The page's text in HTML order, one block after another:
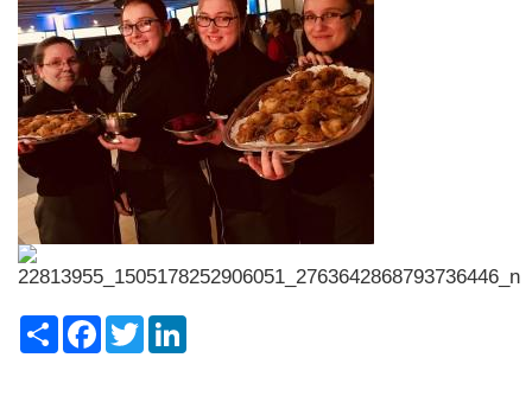
ShareFacebook
Twitter